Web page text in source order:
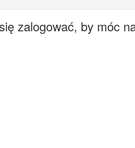
zalogować, by móc